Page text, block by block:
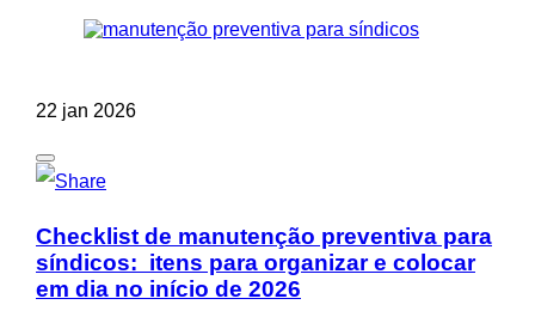
22 jan 2026
Checklist de manutenção preventiva para
síndicos: itens para organizar e colocar
em dia no início de 2026